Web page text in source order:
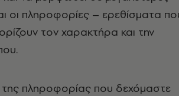
οι πληροφορίες – ερεθίσματα
τον χαρακτήρα και την
πληροφορίας που δεχόμαστε